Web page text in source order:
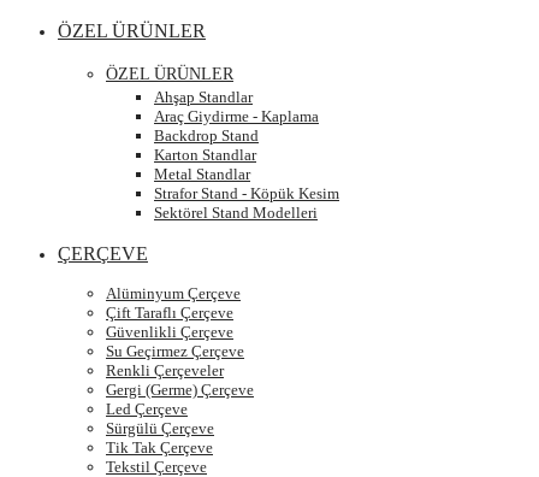
ÖZEL ÜRÜNLER
ÖZEL ÜRÜNLER
Ahşap Standlar
Araç Giydirme - Kaplama
Backdrop Stand
Karton Standlar
Metal Standlar
Strafor Stand - Köpük Kesim
Sektörel Stand Modelleri
ÇERÇEVE
Alüminyum Çerçeve
Çift Taraflı Çerçeve
Güvenlikli Çerçeve
Su Geçirmez Çerçeve
Renkli Çerçeveler
Gergi (Germe) Çerçeve
Led Çerçeve
Sürgülü Çerçeve
Tik Tak Çerçeve
Tekstil Çerçeve